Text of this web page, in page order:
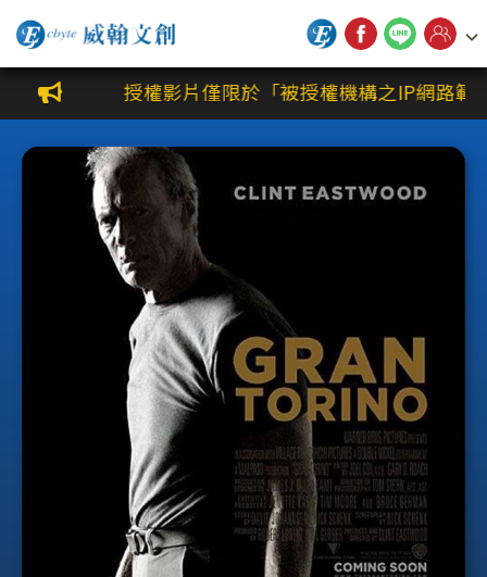
威翰文創公播平台
授權影片僅限於「被授權機構之IP網路範